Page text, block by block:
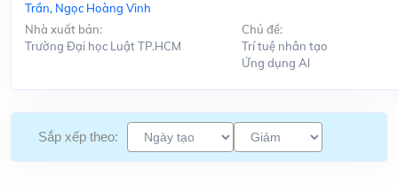
Trần, Ngọc Hoàng Vinh
Nhà xuất bản:
Trường Đại học Luật TP.HCM
Chủ đề:
Trí tuệ nhân tạo
Ứng dụng Al
Sắp xếp theo: